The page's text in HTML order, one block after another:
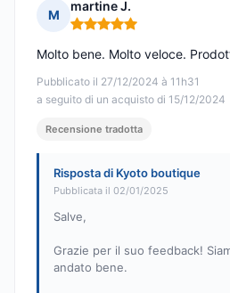
M
martine J.
Nota: 5 su 5
Pubblicato il 27/12/2024 à 11h31
a seguito di un acquisto di 15/12/2024
Molto bene. Molto veloce.
Recensione tradotta
Risposta di Kyoto boutique
Pubblicata il 02/01/2025
Salve,
Grazie per il suo feedback!
andato bene.